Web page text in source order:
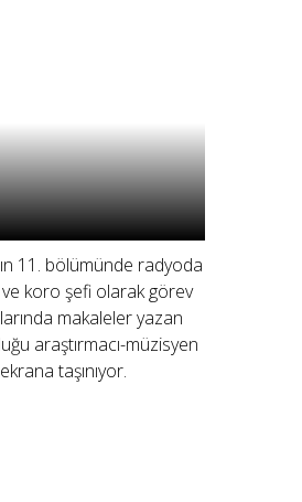
11. bölümünde radyoda
koro şefi olarak görev
makaleler yazan
araştırmacı-müzisyen
taşınıyor.